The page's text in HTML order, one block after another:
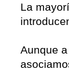
La
Aunque